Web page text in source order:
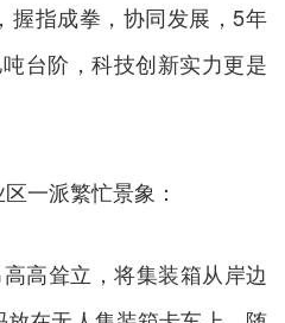
握指成拳，协同发展，5年
台阶，科技创新实力更是
一派繁忙景象：
高耸立，将集装箱从岸边